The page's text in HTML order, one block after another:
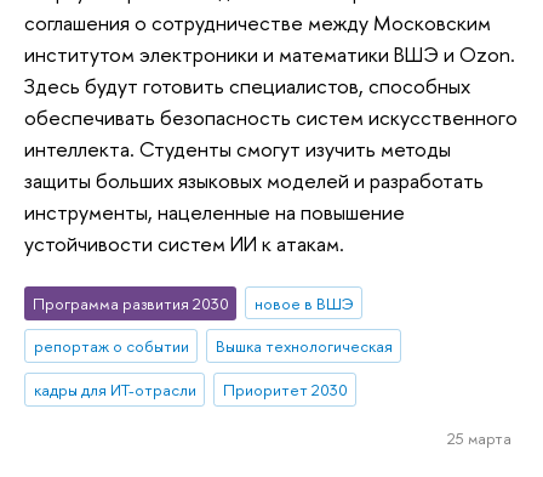
соглашения о сотрудничестве между Московским
институтом электроники и математики ВШЭ и Ozon.
Здесь будут готовить специалистов, способных
обеспечивать безопасность систем искусственного
интеллекта. Студенты смогут изучить методы
защиты больших языковых моделей и разработать
инструменты, нацеленные на повышение
устойчивости систем ИИ к атакам.
Программа развития 2030
новое в ВШЭ
репортаж о событии
Вышка технологическая
кадры для ИТ-отрасли
Приоритет 2030
25 марта